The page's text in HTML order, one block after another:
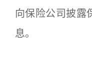
向保险公司披露
息。